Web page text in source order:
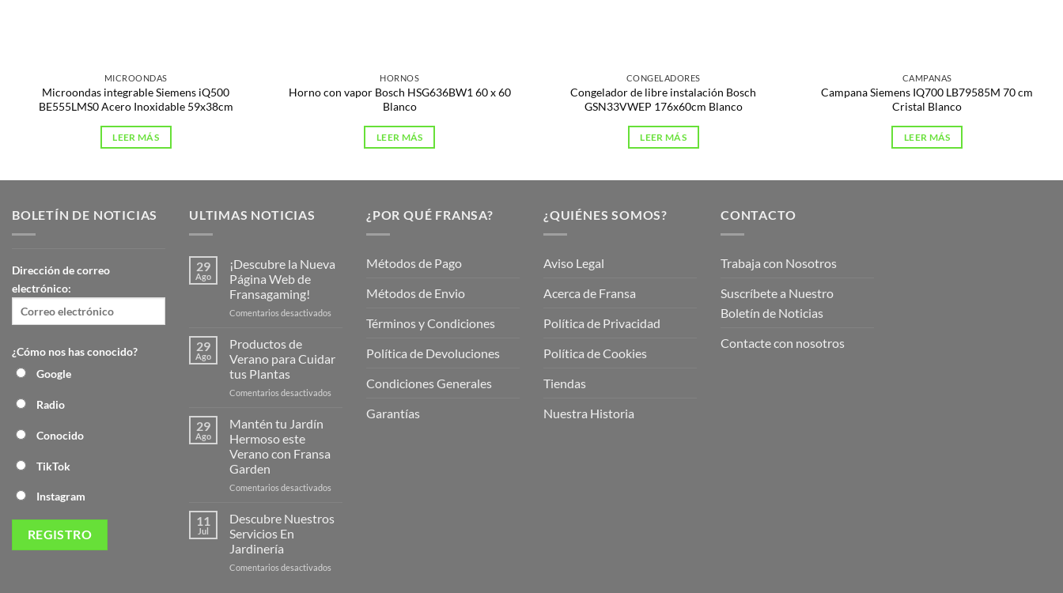
MICROONDAS
Microondas integrable Siemens iQ500
BE555LMS0 Acero Inoxidable 59x38cm
LEER MÁS
HORNOS
Horno con vapor Bosch HSG636BW1 60 x 60
Blanco
LEER MÁS
CONGELADORES
Congelador de libre instalación Bosch
GSN33VWEP 176x60cm Blanco
LEER MÁS
CAMPANAS
Campana Siemens IQ700 LB79585M 70 cm
Cristal Blanco
LEER MÁS
BOLETÍN DE NOTICIAS
Dirección de correo
electrónico:
¿Cómo nos has conocido?
Google
Radio
Conocido
TikTok
Instagram
ULTIMAS NOTICIAS
29
Ago
¡Descubre la Nueva
Página Web de
Fransagaming!
Comentarios desactivados
Página
29
Ago
Productos de
Verano para Cuidar
tus Plantas
Comentarios desactivados
29
Ago
Mantén tu Jardín
Hermoso este
Verano con Fransa
Garden
Comentarios desactivados
Jardín
11
Jul
Descubre Nuestros
Servicios En
Jardinería
Comentarios desactivados
¿POR QUÉ FRANSA?
Métodos de Pago
Métodos de Envio
Términos y Condiciones
Política de Devoluciones
Condiciones Generales
Garantías
¿QUIÉNES SOMOS?
Aviso Legal
Acerca de Fransa
Política de Privacidad
Política de Cookies
Tiendas
Nuestra Historia
CONTACTO
Trabaja con Nosotros
Suscríbete a Nuestro
Boletín de Noticias
Contacte con nosotros